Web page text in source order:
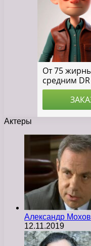
Актеры
Александр Мохов
12.11.2019